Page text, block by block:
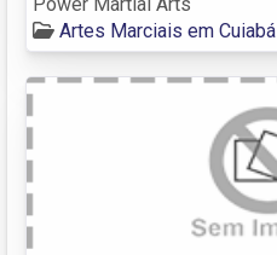
Artes Marciais em Cuiabá